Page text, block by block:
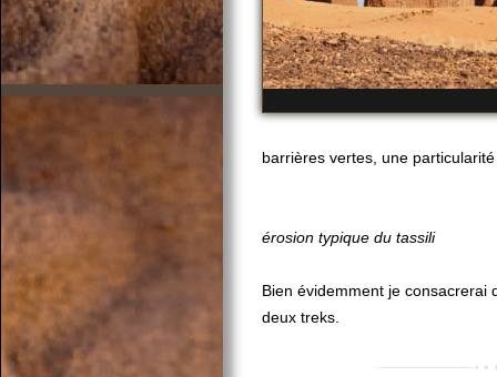
barrières vertes, une
érosion typique du tassili
Bien évidemment je consacrerai
deux treks.